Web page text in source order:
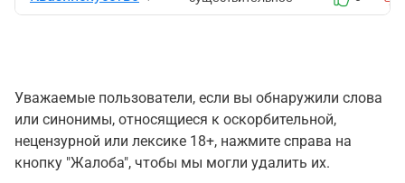
Уважаемые пользователи, если вы обнаружили слова
или синонимы, относящиеся к оскорбительной,
нецензурной или лексике 18+, нажмите справа на
кнопку "Жалоба", чтобы мы могли удалить их.